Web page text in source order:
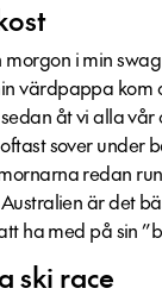
i min
värdpappa kom
åt vi alla vår
sover under
redan
är det
ha med på sin
ski race